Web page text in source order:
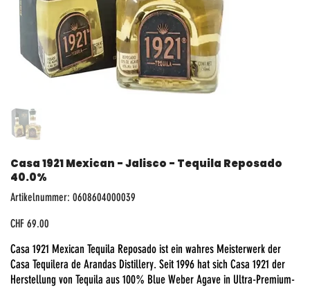
Casa 1921 Mexican - Jalisco - Tequila Reposado
40.0%
Artikelnummer: Artikelnummer:
0608604000039
0608604000039
Preis
CHF 69.00
Casa 1921 Mexican Tequila Reposado ist ein wahres Meisterwerk der
Casa Tequilera de Arandas Distillery. Seit 1996 hat sich Casa 1921 der
Herstellung von Tequila aus 100% Blue Weber Agave in Ultra-Premium-